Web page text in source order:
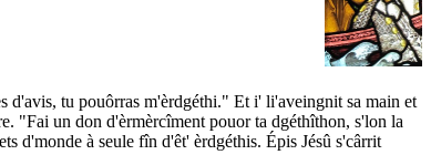
d'avis, tu pouôrras m'èrdgéthi." Et i' li'aveingnit sa main et
"Fai un don d'èrmèrcîment pouor ta dgéthîthon, s'lon la
d'monde à seule fîn d'êt' èrdgéthis. Épis Jésû s'cârrit